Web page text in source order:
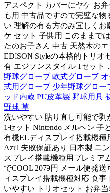
アスペクト カバーにヤケ お
も用 中古品ですので完璧な
い 理解の有る方のみ宜しく
ケ セット 子供用 このままで
たのお子さん 中古 天然木の
EDISON Styleの本格的トリオ
有 エジソンスタイル 1セット
野球グローブ 軟式グローブ
式用グローブ 少年野球グロ
ッド内蔵 PU皮革製 野球用具
野球 草
洗いやすい 貼り直し可能で
1セット Nintendo メルヘン 子
有機ELディスプレイ搭載機種
Azul 失敗保証あり 日本製 ニ
スプレイ搭載機種用プレミア
でCOOL 2079円 メール便発
ィスプレイ搭載機種対応 食
いやすい トリオセット お弁